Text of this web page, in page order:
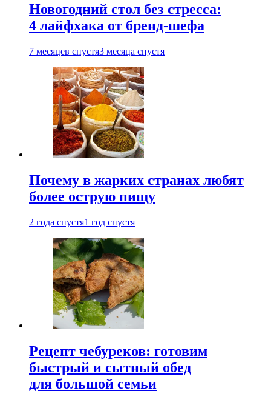
Новогодний стол без стресса:
4 лайфхака от бренд-шефа
7 месяцев спустя3 месяца спустя
Почему в жарких странах любят
более острую пищу
2 года спустя1 год спустя
Рецепт чебуреков: готовим
быстрый и сытный обед
для большой семьи